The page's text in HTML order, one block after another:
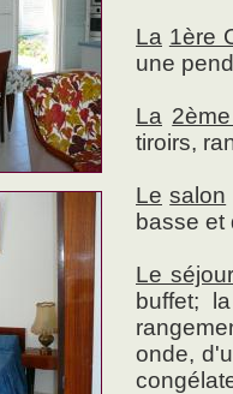
La 1ère
une
La
tiroirs,
Le salon
basse
Le
buffet;
onde,